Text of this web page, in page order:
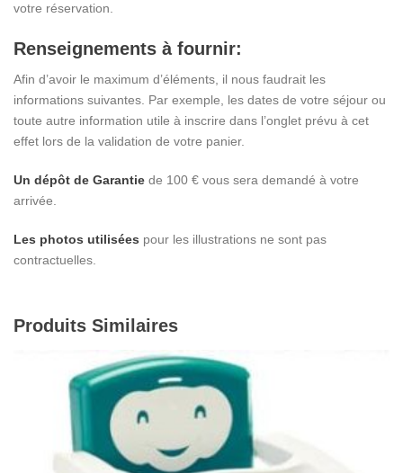
votre réservation.
Renseignements à fournir:
Afin d’avoir le maximum d’éléments, il nous faudrait les
informations suivantes. Par exemple, les dates de votre séjour ou
toute autre information utile à inscrire dans l’onglet prévu à cet
effet lors de la validation de votre panier.
Un dépôt de Garantie de 100 € vous sera demandé à votre
arrivée.
Les photos utilisées pour les illustrations ne sont pas
contractuelles.
Produits Similaires